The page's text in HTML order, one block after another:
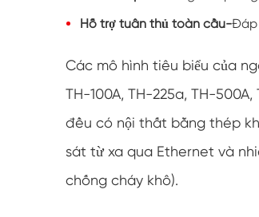
Hỗ trợ tuân thủ toàn cầu-Đáp
Các mô hình tiêu biểu của
TH-100A, TH-225a, TH-
đều có nội thất bằng thép
sát từ xa qua Ethernet và
chống cháy khô).